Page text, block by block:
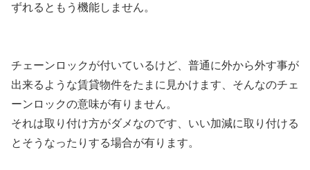
ずれるともう機能しません。
チェーンロックが付いているけど、普通に外から外す事が
出来るような賃貸物件をたまに見かけます、そんなのチェ
ーンロックの意味が有りません。
それは取り付け方がダメなのです、いい加減に取り付ける
とそうなったりする場合が有ります。